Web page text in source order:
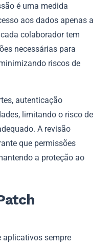
é uma medida
aos dados apenas a
colaborador tem
necessárias para
riscos de
autenticação
limitando o risco de
A revisão
que permissões
a proteção ao
aplicativos sempre